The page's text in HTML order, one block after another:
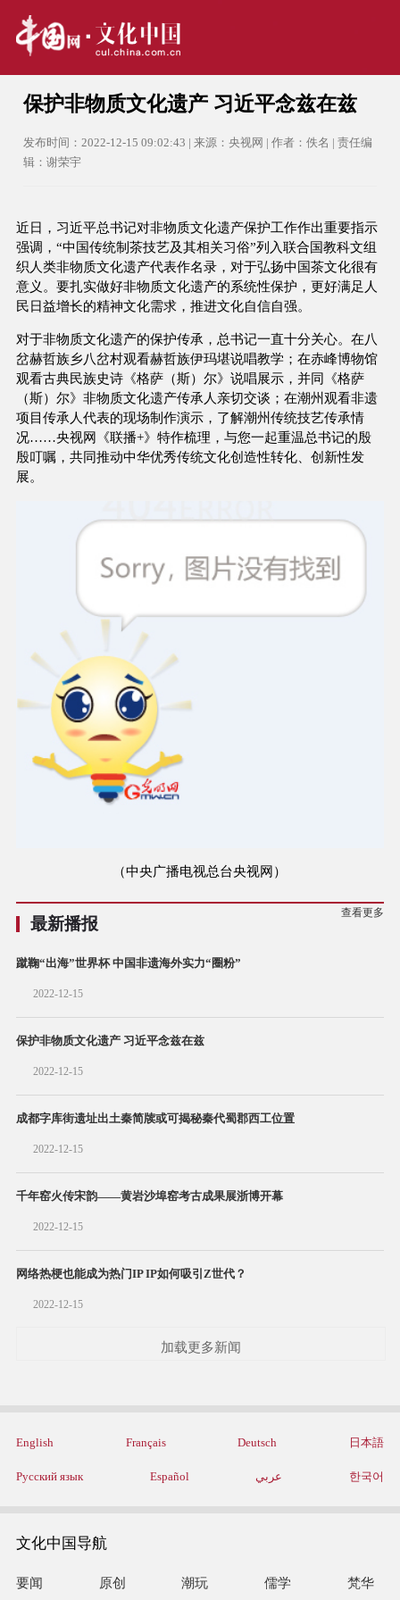
保护非物质文化遗产 习近平念兹在兹
发布时间：2022-12-15 09:02:43 | 来源：央视网 | 作者：佚名 | 责任编
辑：谢荣宇
近日，习近平总书记对非物质文化遗产保护工作作出重要指示
强调，“中国传统制茶技艺及其相关习俗”列入联合国教科文组
织人类非物质文化遗产代表作名录，对于弘扬中国茶文化很有
意义。要扎实做好非物质文化遗产的系统性保护，更好满足人
民日益增长的精神文化需求，推进文化自信自强。
对于非物质文化遗产的保护传承，总书记一直十分关心。在八
岔赫哲族乡八岔村观看赫哲族伊玛堪说唱教学；在赤峰博物馆
观看古典民族史诗《格萨（斯）尔》说唱展示，并同《格萨
（斯）尔》非物质文化遗产传承人亲切交谈；在潮州观看非遗
项目传承人代表的现场制作演示，了解潮州传统技艺传承情
况……央视网《联播+》特作梳理，与您一起重温总书记的殷
殷叮嘱，共同推动中华优秀传统文化创造性转化、创新性发
展。
（中央广播电视总台央视网）
最新播报
查看更多
蹴鞠“出海”世界杯 中国非遗海外实力“圈粉”
2022-12-15
保护非物质文化遗产 习近平念兹在兹
2022-12-15
成都字库街遗址出土秦简牍或可揭秘秦代蜀郡西工位置
2022-12-15
千年窑火传宋韵——黄岩沙埠窑考古成果展浙博开幕
2022-12-15
网络热梗也能成为热门IP IP如何吸引Z世代？
2022-12-15
加载更多新闻
English Français Deutsch 日本語
Русский язык Español عربي 한국어
文化中国导航
要闻 原创 潮玩 儒学 梵华